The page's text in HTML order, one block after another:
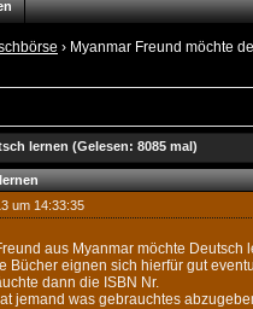
› Myanmar Freund möchte
lernen (Gelesen: 8085 mal)
um 14:33:35
aus Myanmar möchte Deutsch
Bücher eignen sich hierfür gut
dann die ISBN Nr.
jemand was gebrauchtes